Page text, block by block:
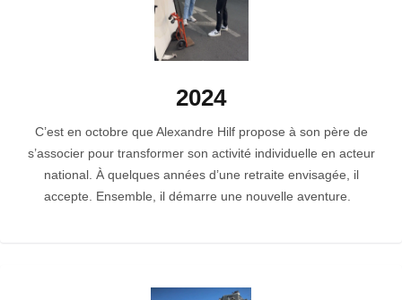
2024
C’est en octobre que Alexandre Hilf propose à son père de
s’associer pour transformer son activité individuelle en acteur
national. À quelques années d’une retraite envisagée, il
accepte. Ensemble, il démarre une nouvelle aventure.